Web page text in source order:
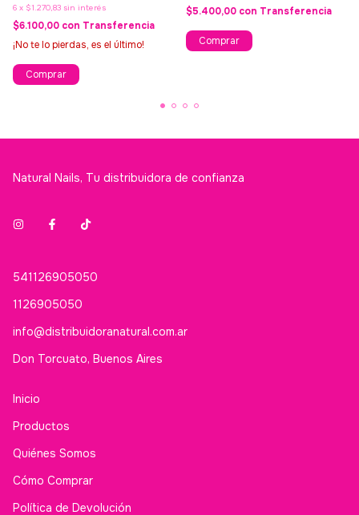
6 x $1.270,83 sin interés
$6.100,00 con Transferencia
¡No te lo pierdas, es el último!
$5.400,00 con Transferencia
Natural Nails, Tu distribuidora de confianza
541126905050
1126905050
info@distribuidoranatural.com.ar
Don Torcuato, Buenos Aires
Inicio
Productos
Quiénes Somos
Cómo Comprar
Política de Devolución